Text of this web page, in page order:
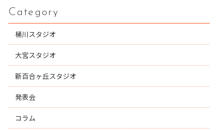
Category
桶川スタジオ
大宮スタジオ
新百合ヶ丘スタジオ
発表会
コラム